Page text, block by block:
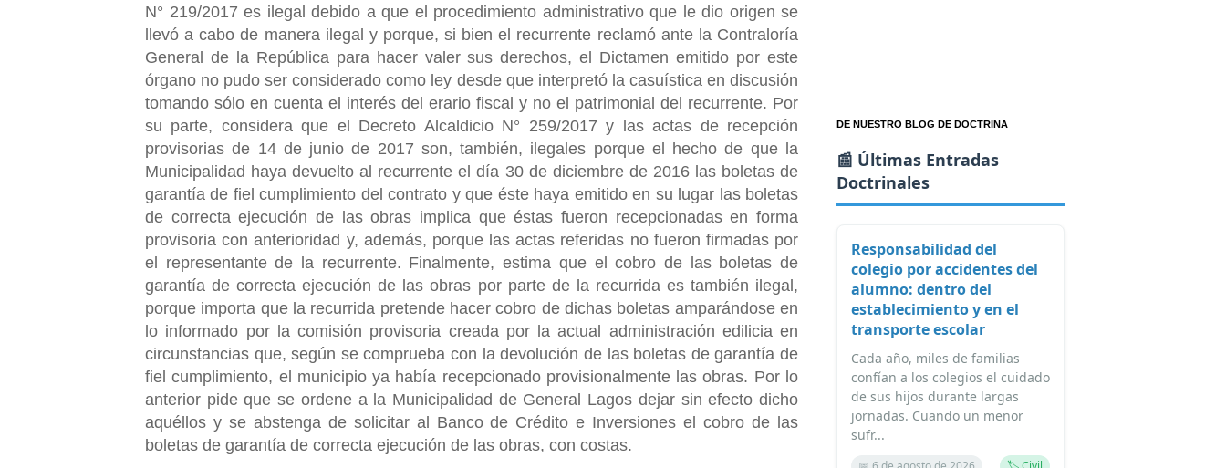
N° 219/2017 es ilegal debido a que el procedimiento administrativo que le dio origen se
llevó a cabo de manera ilegal y porque, si bien el recurrente reclamó ante la Contraloría
General de la República para hacer valer sus derechos, el Dictamen emitido por este
órgano no pudo ser considerado como ley desde que interpretó la casuística en discusión
tomando sólo en cuenta el interés del erario fiscal y no el patrimonial del recurrente. Por
su parte, considera que el Decreto Alcaldicio N° 259/2017 y las actas de recepción
provisorias de 14 de junio de 2017 son, también, ilegales porque el hecho de que la
Municipalidad haya devuelto al recurrente el día 30 de diciembre de 2016 las boletas de
garantía de fiel cumplimiento del contrato y que éste haya emitido en su lugar las boletas
de correcta ejecución de las obras implica que éstas fueron recepcionadas en forma
provisoria con anterioridad y, además, porque las actas referidas no fueron firmadas por
el representante de la recurrente. Finalmente, estima que el cobro de las boletas de
garantía de correcta ejecución de las obras por parte de la recurrida es también ilegal,
porque importa que la recurrida pretende hacer cobro de dichas boletas amparándose en
lo informado por la comisión provisoria creada por la actual administración edilicia en
circunstancias que, según se comprueba con la devolución de las boletas de garantía de
fiel cumplimiento, el municipio ya había recepcionado provisionalmente las obras. Por lo
anterior pide que se ordene a la Municipalidad de General Lagos dejar sin efecto dicho
aquéllos y se abstenga de solicitar al Banco de Crédito e Inversiones el cobro de las
boletas de garantía de correcta ejecución de las obras, con costas.
DE NUESTRO BLOG DE DOCTRINA
📰 Últimas Entradas
Doctrinales
Responsabilidad del
colegio por accidentes del
alumno: dentro del
establecimiento y en el
transporte escolar
Cada año, miles de familias
confían a los colegios el cuidado
de sus hijos durante largas
jornadas. Cuando un menor
sufr...